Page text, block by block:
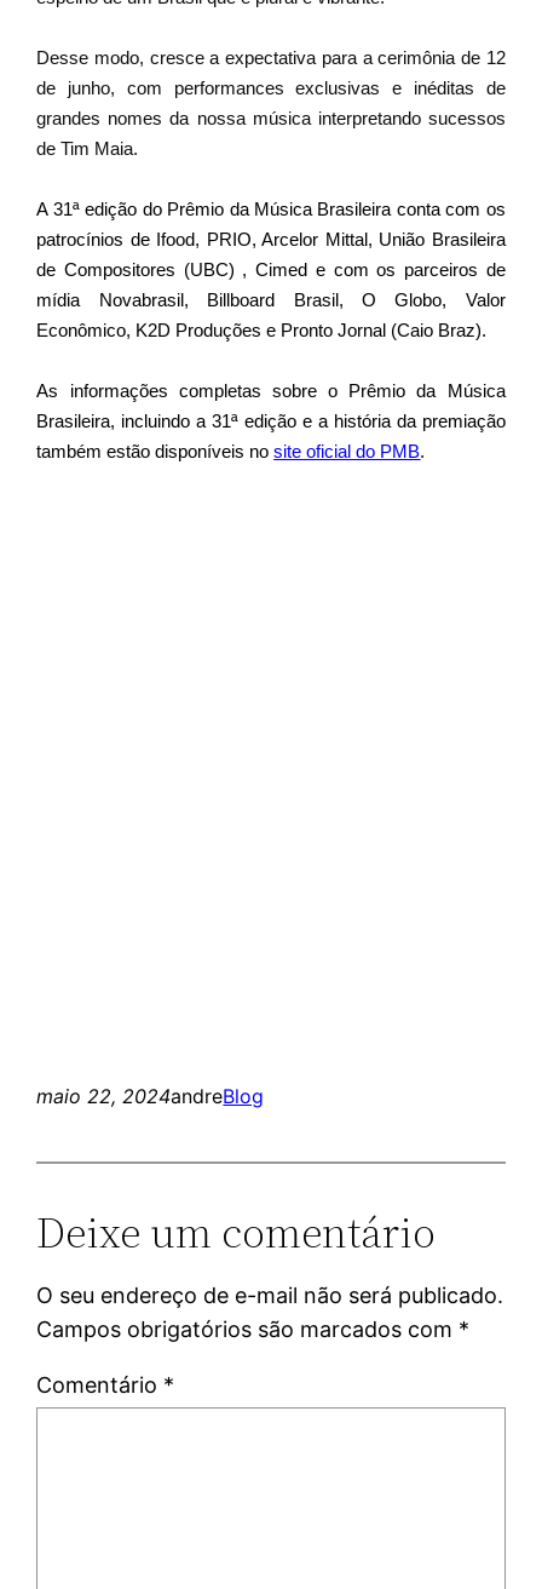
Desse modo, cresce a expectativa para a cerimônia de 12
de junho, com performances exclusivas e inéditas de
grandes nomes da nossa música interpretando sucessos
de Tim Maia.
A 31ª edição do Prêmio da Música Brasileira conta com os
patrocínios de Ifood, PRIO, Arcelor Mittal, União Brasileira
de Compositores (UBC) , Cimed e com os parceiros de
mídia Novabrasil, Billboard Brasil, O Globo, Valor
Econômico, K2D Produções e Pronto Jornal (Caio Braz).
As informações completas sobre o Prêmio da Música
Brasileira, incluindo a 31ª edição e a história da premiação
também estão disponíveis nosite oficial do PMB.
maio 22, 2024andreBlog
Deixe um comentário
O seu endereço de e-mail não será publicado.
Campos obrigatórios são marcados com *
Comentário *